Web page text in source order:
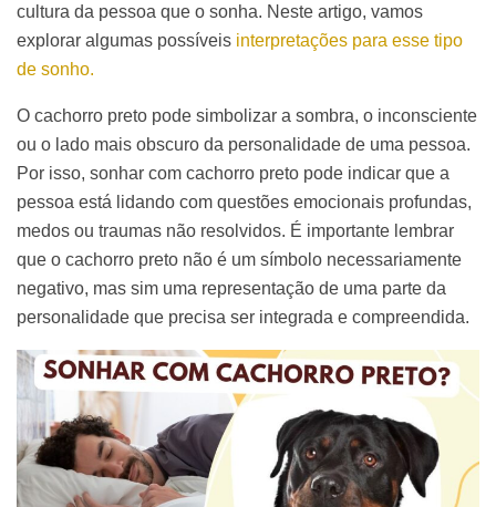
cultura da pessoa que o sonha. Neste artigo, vamos
explorar algumas possíveis interpretações para esse tipo
de sonho.
O cachorro preto pode simbolizar a sombra, o inconsciente
ou o lado mais obscuro da personalidade de uma pessoa.
Por isso, sonhar com cachorro preto pode indicar que a
pessoa está lidando com questões emocionais profundas,
medos ou traumas não resolvidos. É importante lembrar
que o cachorro preto não é um símbolo necessariamente
negativo, mas sim uma representação de uma parte da
personalidade que precisa ser integrada e compreendida.